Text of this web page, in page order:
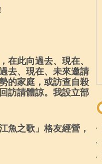
在此向過去、現在、
去、現在、未來邀請
的家庭，或訪查自殺
訪請體諒。我設立部
魚之歌」格友經營，